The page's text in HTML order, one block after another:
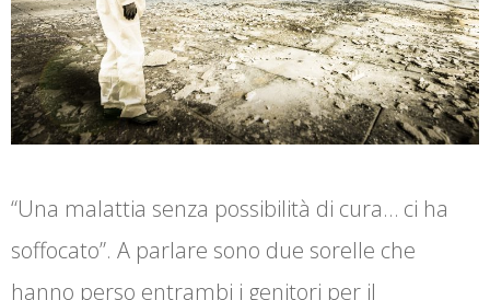
“Una malattia senza possibilità di cura… ci ha
soffocato”. A parlare sono due sorelle che
hanno perso entrambi i genitori per il